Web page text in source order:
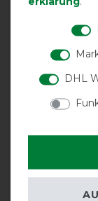
Negative
highly
DHL